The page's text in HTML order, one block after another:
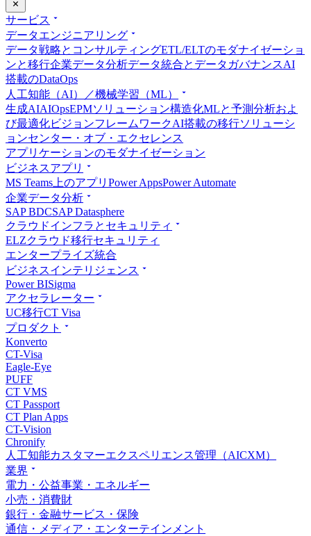
サービス
データエンジニアリング
データ戦略とコンサルティングETL/ELTのモダナイゼーショ
ンと移行企業データ分析データ統合とデータガバナンスAI
搭載のDataOps
人工知能（AI）／機械学習（ML）
生成AIAIOpsEPMソリューション構造化MLと予測分析およ
び最適化ビジョンフレームワークAI搭載の移行ソリューシ
ョンセンター・オブ・エクセレンス
アプリケーションのモダナイゼーション
ビジネスアプリ
MS Teams上のアプリ Power AppsPower Automate
企業データ分析
SAP BDCSAP Datasphere
クラウドインフラとセキュリティ
ELZクラウド移行セキュリティ
エンタープライズ統合
ビジネスインテリジェンス
Power BISigma
アクセラレーター
UC移行CT Visa
プロダクト
Konverto
CT-Visa
Eagle-Eye
PUFF
CT VMS
CT Passport
CT Plan Apps
CT-Vision
Chronify
人工知能カスタマーエクスペリエンス管理（AICXM）
業界
電力・公益事業・エネルギー
小売・消費財
銀行・金融サービス・保険
通信・メディア・エンターテインメント